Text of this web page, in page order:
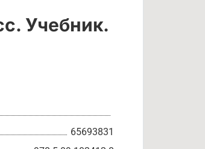
Учебник.
65693831